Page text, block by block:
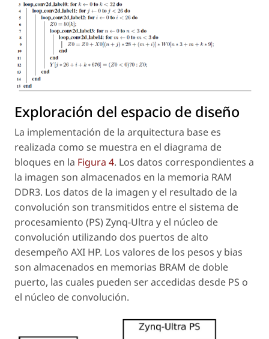
Exploración del espacio de diseño
La implementación de la arquitectura base es
realizada como se muestra en el diagrama de
bloques en la Figura 4. Los datos correspondientes a
la imagen son almacenados en la memoria RAM
DDR3. Los datos de la imagen y el resultado de la
convolución son transmitidos entre el sistema de
procesamiento (PS) Zynq-Ultra y el núcleo de
convolución utilizando dos puertos de alto
desempeño AXI HP. Los valores de los pesos y bias
son almacenados en memorias BRAM de doble
puerto, las cuales pueden ser accedidas desde PS o
el núcleo de convolución.